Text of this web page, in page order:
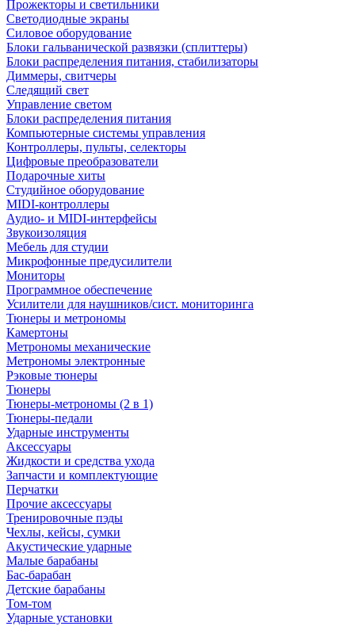
Прожекторы и светильники
Светодиодные экраны
Силовое оборудование
Блоки гальванической развязки (сплиттеры)
Блоки распределения питания, стабилизаторы
Диммеры, свитчеры
Следящий свет
Управление светом
Блоки распределения питания
Компьютерные системы управления
Контроллеры, пульты, селекторы
Цифровые преобразователи
Подарочные хиты
Студийное оборудование
MIDI-контроллеры
Аудио- и MIDI-интерфейсы
Звукоизоляция
Мебель для студии
Микрофонные предусилители
Мониторы
Программное обеспечение
Усилители для наушников/сист. мониторинга
Тюнеры и метрономы
Камертоны
Метрономы механические
Метрономы электронные
Рэковые тюнеры
Тюнеры
Тюнеры-метрономы (2 в 1)
Тюнеры-педали
Ударные инструменты
Аксессуары
Жидкости и средства ухода
Запчасти и комплектующие
Перчатки
Прочие аксессуары
Тренировочные пэды
Чехлы, кейсы, сумки
Акустические ударные
Mалые барабаны
Бас-барабан
Детские барабаны
Том-том
Ударные установки